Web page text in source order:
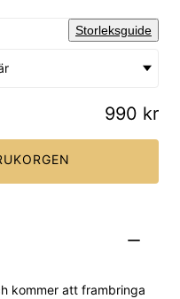
Storleksguide
990 kr
kommer att frambringa